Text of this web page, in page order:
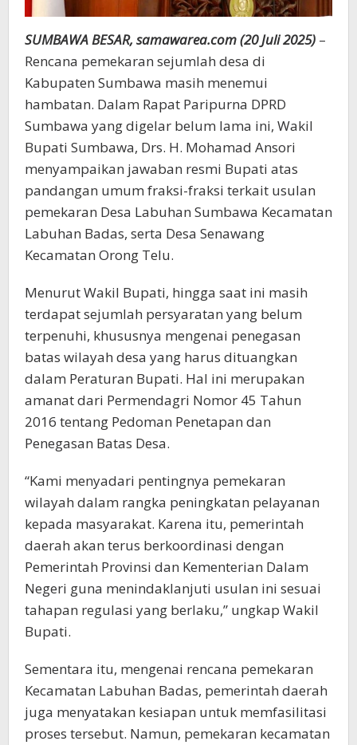
SUMBAWA BESAR, samawarea.com (20 Juli 2025) –
Rencana pemekaran sejumlah desa di
Kabupaten Sumbawa masih menemui
hambatan. Dalam Rapat Paripurna DPRD
Sumbawa yang digelar belum lama ini, Wakil
Bupati Sumbawa, Drs. H. Mohamad Ansori
menyampaikan jawaban resmi Bupati atas
pandangan umum fraksi-fraksi terkait usulan
pemekaran Desa Labuhan Sumbawa Kecamatan
Labuhan Badas, serta Desa Senawang
Kecamatan Orong Telu.
Menurut Wakil Bupati, hingga saat ini masih
terdapat sejumlah persyaratan yang belum
terpenuhi, khususnya mengenai penegasan
batas wilayah desa yang harus dituangkan
dalam Peraturan Bupati. Hal ini merupakan
amanat dari Permendagri Nomor 45 Tahun
2016 tentang Pedoman Penetapan dan
Penegasan Batas Desa.
“Kami menyadari pentingnya pemekaran
wilayah dalam rangka peningkatan pelayanan
kepada masyarakat. Karena itu, pemerintah
daerah akan terus berkoordinasi dengan
Pemerintah Provinsi dan Kementerian Dalam
Negeri guna menindaklanjuti usulan ini sesuai
tahapan regulasi yang berlaku,” ungkap Wakil
Bupati.
Sementara itu, mengenai rencana pemekaran
Kecamatan Labuhan Badas, pemerintah daerah
juga menyatakan kesiapan untuk memfasilitasi
proses tersebut. Namun, pemekaran kecamatan